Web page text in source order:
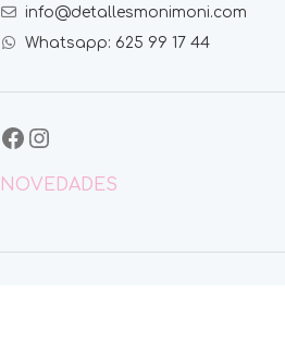
info@detallesmonimoni.com
Whatsapp: 625 99 17 44
NOVEDADES